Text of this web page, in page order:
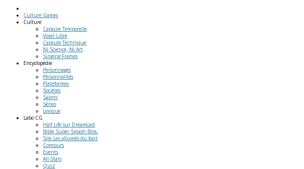
Culture Games
Culture
Capsule Temporelle
Voxel Libre
Capsule Technique
Ni Science, Ni Art
Singing Frames
Encyclopédie
Personnages
Personnalités
Plateformes
Sociétés
Salons
Séries
Lexique
Labo CG
Half Life sur Dreamcast
Bible Super Smash Bros.
Site Les allumés du Kart
Concours
Events
All-Stars
Quiz